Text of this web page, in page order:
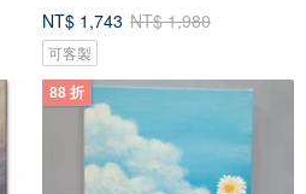
NT$ 1,743 NT$ 1,980
可客製
88 折